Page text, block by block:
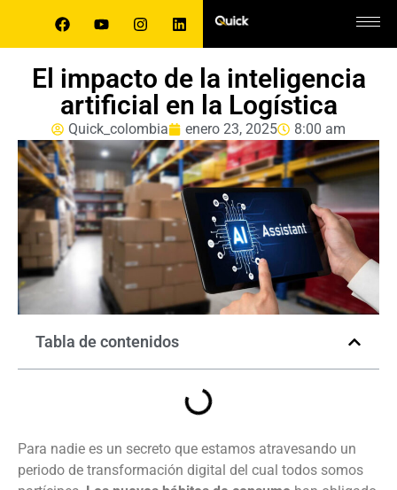
El impacto de la inteligencia
artificial en la Logística
Quick_colombia enero 23, 2025 8:00 am
Tabla de contenidos
Para nadie es un secreto que estamos atravesando un
periodo de transformación digital del cual todos somos